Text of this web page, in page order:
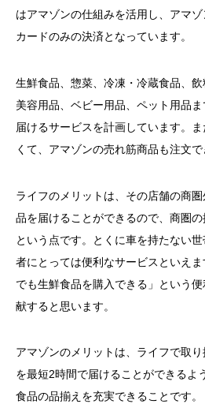
はアマゾンの仕組みを活用し、アマ
カードのみの決済となっています。
生鮮食品、惣菜、冷凍・冷蔵食品、
美容用品、ベビー用品、ペット用品
届けるサービスを計画しています。
くて、アマゾンの売れ筋商品も注文で
ライフのメリットは、その店舗の商
品を届けることができるので、商圏
という点です。とくに車を持たない
者にとっては便利なサービスといえ
でも生鮮食品を購入できる」という
献すると思います。
アマゾンのメリットは、ライフで取
を最短2時間で届けることができるよ
食品の品揃えを充実できることです。